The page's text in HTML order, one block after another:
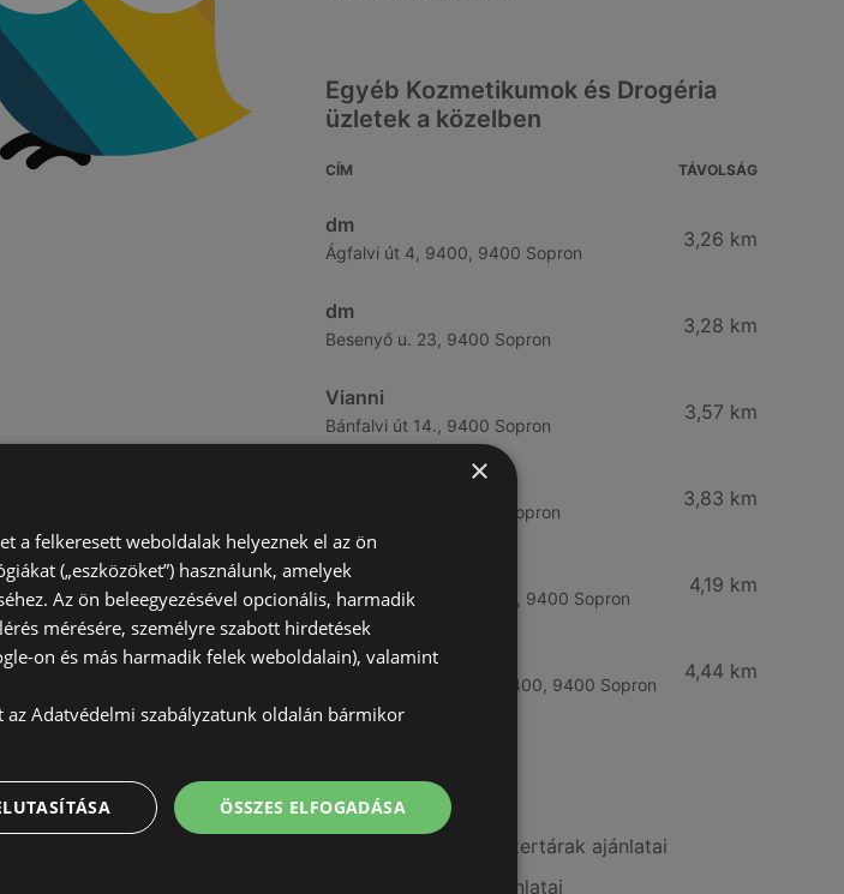
Egyéb Kozmetikumok és Drogéria
üzletek a közelben
CÍM TÁVOLSÁG
dm
Ágfalvi út 4, 9400, 9400 Sopron
3,26 km
dm
Besenyő u. 23, 9400 Sopron
3,28 km
Vianni
Bánfalvi út 14., 9400 Sopron
3,57 km
Bánfalvi út 6-8., 9400 Sopron
3,83 km
Rossmann
Kodály Zoltán tér 16. 16., 9400 Sopron
4,19 km
dm
Lackner Kristóf u. 35, 9400, 9400 Sopron
4,44 km
További linkek
A(z) Benu Gyógyszertárak ajánlatai
A(z) Rossmann ajánlatai
×
a felkeresett weboldalak helyeznek el az ön
(„eszközöket”) használunk, amelyek
Az ön beleegyezésével opcionális, harmadik
mérésére, személyre szabott hirdetések
on és más harmadik felek weboldalain), valamint
Adatvédelmi szabályzatunk oldalán bármikor
ÖSSZES ELFOGADÁSA